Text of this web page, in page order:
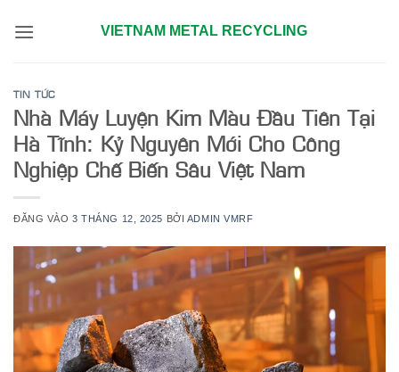
qua
VIETNAM METAL RECYCLING
TIN TỨC
Nhà Máy Luyện Kim Màu Đầu Tiên Tại
Hà Tĩnh: Kỷ Nguyên Mới Cho Công
Nghiệp Chế Biến Sâu Việt Nam
ĐĂNG VÀO3 THÁNG 12, 2025 BỞI ADMIN VMRF